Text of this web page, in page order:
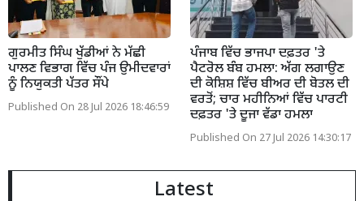
ਗੁਰਮੀਤ ਸਿੰਘ ਖੁੱਡੀਆਂ ਨੇ ਮੱਛੀ
ਪਾਲਣ ਵਿਭਾਗ ਵਿੱਚ ਪੰਜ ਉਮੀਦਵਾਰਾਂ
ਨੂੰ ਨਿਯੁਕਤੀ ਪੱਤਰ ਸੌਂਪੇ
Published On 28 Jul 2026 18:46:59
ਪੰਜਾਬ ਵਿੱਚ ਭਾਜਪਾ ਦਫ਼ਤਰ 'ਤੇ
ਪੈਟਰੋਲ ਬੰਬ ਹਮਲਾ: ਅੱਗ ਲਗਾਉਣ
ਦੀ ਕੋਸ਼ਿਸ਼ ਵਿੱਚ ਬੀਅਰ ਦੀ ਬੋਤਲ ਦੀ
ਵਰਤੋਂ; ਚਾਰ ਮਹੀਨਿਆਂ ਵਿੱਚ ਪਾਰਟੀ
ਦਫ਼ਤਰ 'ਤੇ ਦੂਜਾ ਵੱਡਾ ਹਮਲਾ
Published On 27 Jul 2026 14:30:17
Latest